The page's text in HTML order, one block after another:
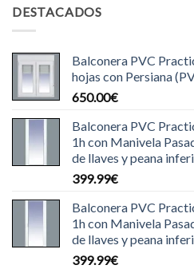
DESTACADOS
Balconera PVC
hojas con Persiana
650.00€
Balconera PVC
1h con Manivela
de llaves y peana
399.99€
Balconera PVC
1h con Manivela
de llaves y peana
399.99€